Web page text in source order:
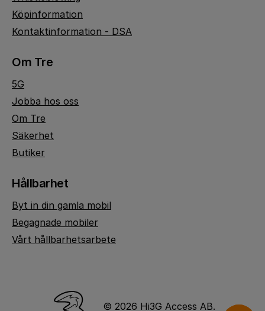
Köpinformation
Kontaktinformation - DSA
Om Tre
5G
Jobba hos oss
Om Tre
Säkerhet
Butiker
Hållbarhet
Byt in din gamla mobil
Begagnade mobiler
Vårt hållbarhetsarbete
© 2026 Hi3G Access AB.